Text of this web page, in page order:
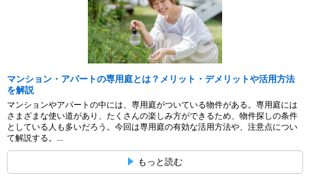
マンション・アパートの専用庭とは？メリット・デメリットや活用方法
を解説
マンションやアパートの中には、専用庭がついている物件がある。専用庭には
さまざまな使い道があり、たくさんの楽しみ方ができるため、物件探しの条件
としている人も多いだろう。今回は専用庭の有効な活用方法や、注意点につい
て解説する。...
もっと読む